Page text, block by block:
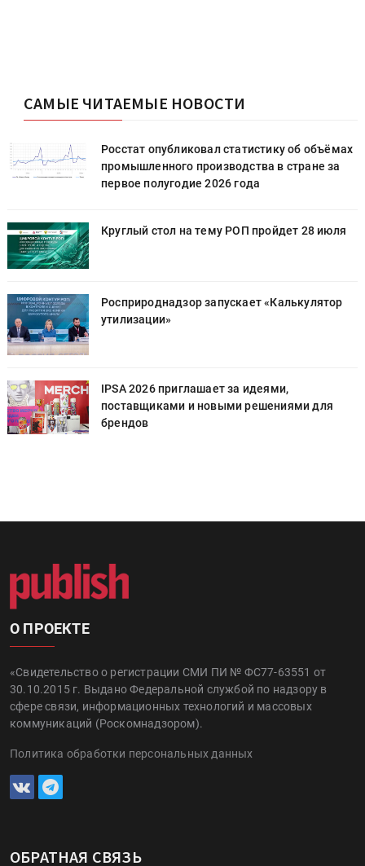
САМЫЕ ЧИТАЕМЫЕ НОВОСТИ
Росстат опубликовал статистику об объёмах
промышленного производства в стране за
первое полугодие 2026 года
Круглый стол на тему РОП пройдет 28 июля
Росприроднадзор запускает «Калькулятор
утилизации»
IPSA 2026 приглашает за идеями,
поставщиками и новыми решениями для
брендов
О ПРОЕКТЕ
«Свидетельство о регистрации СМИ ПИ № ФС77-63551 от
30.10.2015 г. Выдано Федеральной службой по надзору в
сфере связи, информационных технологий и массовых
коммуникаций (Роскомнадзором).
Политика обработки персональных данных
ОБРАТНАЯ СВЯЗЬ